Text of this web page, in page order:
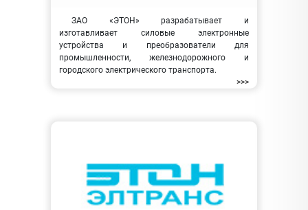
ЗАО «ЭТОН» разрабатывает и
изготавливает силовые электронные
устройства и преобразователи для
промышленности, железнодорожного и
городского электрического транспорта.
>>>